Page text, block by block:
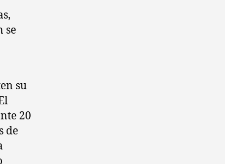
se
su
20
de